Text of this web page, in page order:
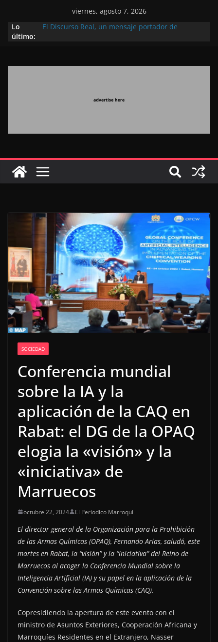
viernes, agosto 7, 2026
Lo
último:
El Discurso Real, un mensaje portador de
Extranjero: al servicio de los grandes proyectos de
Marruecos gracias a una visión estratégica
destinada a consolidar la posición de Marruecos
en una economía mundial competitiva (politólogo
marroquí-estadounidense)
SOCIEDAD
Conferencia mundial
sobre la IA y la
aplicación de la CAQ en
Rabat: el DG de la OPAQ
elogia la «visión» y la
«iniciativa» de
Marruecos
octubre 22, 2024 El Periodico Marroqui
El director general de la Organización para la Prohibición
de las Armas Químicas (OPAQ), Fernando Arias, saludó, este
martes en Rabat, la “visión” y la “iniciativa” del Reino de
Marruecos al acoger la Conferencia Mundial sobre la
Inteligencia Artificial (IA) y su papel en la aplicación de la
Convención sobre las Armas Químicas (CAQ).
Copresidiendo la apertura de este evento con el
ministro de Asuntos Exteriores, Cooperación Africana y
Marroquíes Residentes en el Extranjero, Nasser